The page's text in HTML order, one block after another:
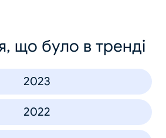
що було в тренді
2023
2022